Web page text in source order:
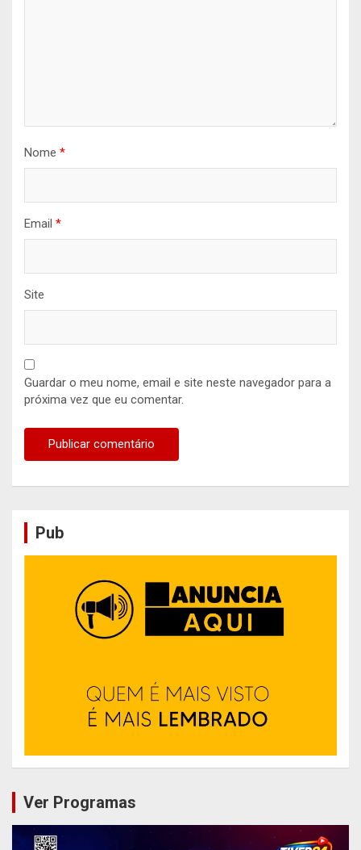
Nome *
Email *
Site
Guardar o meu nome, email e site neste navegador para a
próxima vez que eu comentar.
Pub
Ver Programas